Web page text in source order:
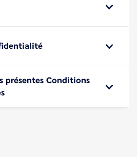
présentes Conditions